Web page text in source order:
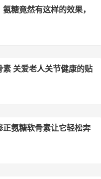
糖竟然有这样的效果，
素 关爱老人关节健康的贴
正氨糖软骨素让它轻松奔